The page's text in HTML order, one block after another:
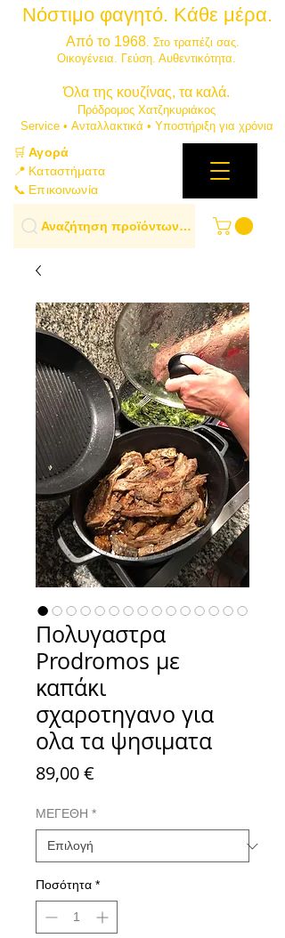
Νόστιμο φαγητό. Κάθε μέρα.
Από το 1968. Στο τραπέζι σας.
​Οικογένεια. Γεύση. Αυθεντικότητα.
​Όλα της κουζίνας, τα καλά.
Πρόδρομος Χατζηκυριάκος
​Service • Ανταλλακτικά • Υποστήριξη για χρόνια
🛒Αγορά
📍 Καταστήματα
📞 Επικοινωνία
Αναζήτηση προϊόντων…
Πολυγαστρα
Prodromos με
καπάκι
σχαροτηγανο για
ολα τα ψησιματα
89,00 €
ΜΕΓΕΘΗ *
Ποσότητα *